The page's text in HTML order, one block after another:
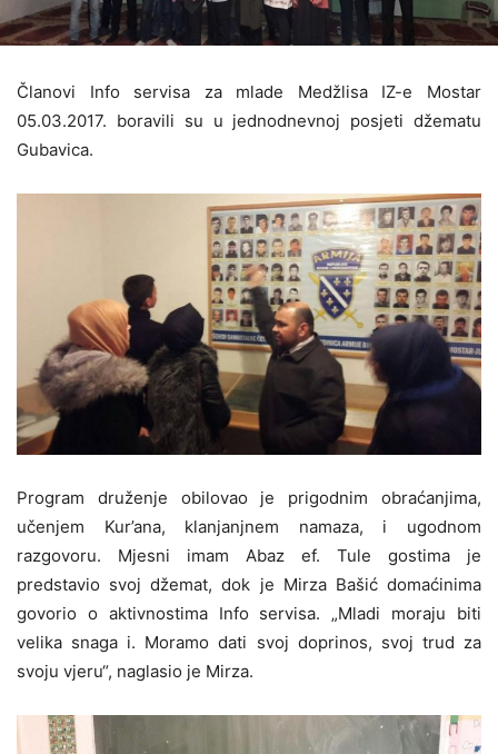
Članovi Info servisa za mlade Medžlisa IZ-e Mostar
05.03.2017. boravili su u jednodnevnoj posjeti džematu
Gubavica.
Program druženje obilovao je prigodnim obraćanjima,
učenjem Kur’ana, klanjanjnem namaza, i ugodnom
razgovoru. Mjesni imam Abaz ef. Tule gostima je
predstavio svoj džemat, dok je Mirza Bašić domaćinima
govorio o aktivnostima Info servisa. „Mladi moraju biti
velika snaga i. Moramo dati svoj doprinos, svoj trud za
svoju vjeru“, naglasio je Mirza.